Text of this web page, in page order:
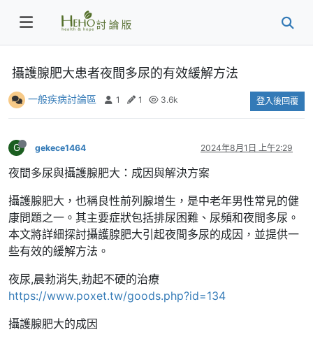
攝護腺肥大患者夜間多尿的有效緩解方法
一般疾病討論區 1 1 3.6k 登入後回覆
G gekece1464 2024年8月1日 上午2:29
夜間多尿與攝護腺肥大：成因與解決方案
攝護腺肥大，也稱良性前列腺增生，是中老年男性常見的健
康問題之一。其主要症狀包括排尿困難、尿頻和夜間多尿。
本文將詳細探討攝護腺肥大引起夜間多尿的成因，並提供一
些有效的緩解方法。
夜尿,晨勃消失,勃起不硬的治療
https://www.poxet.tw/goods.php?id=134
攝護腺肥大的成因